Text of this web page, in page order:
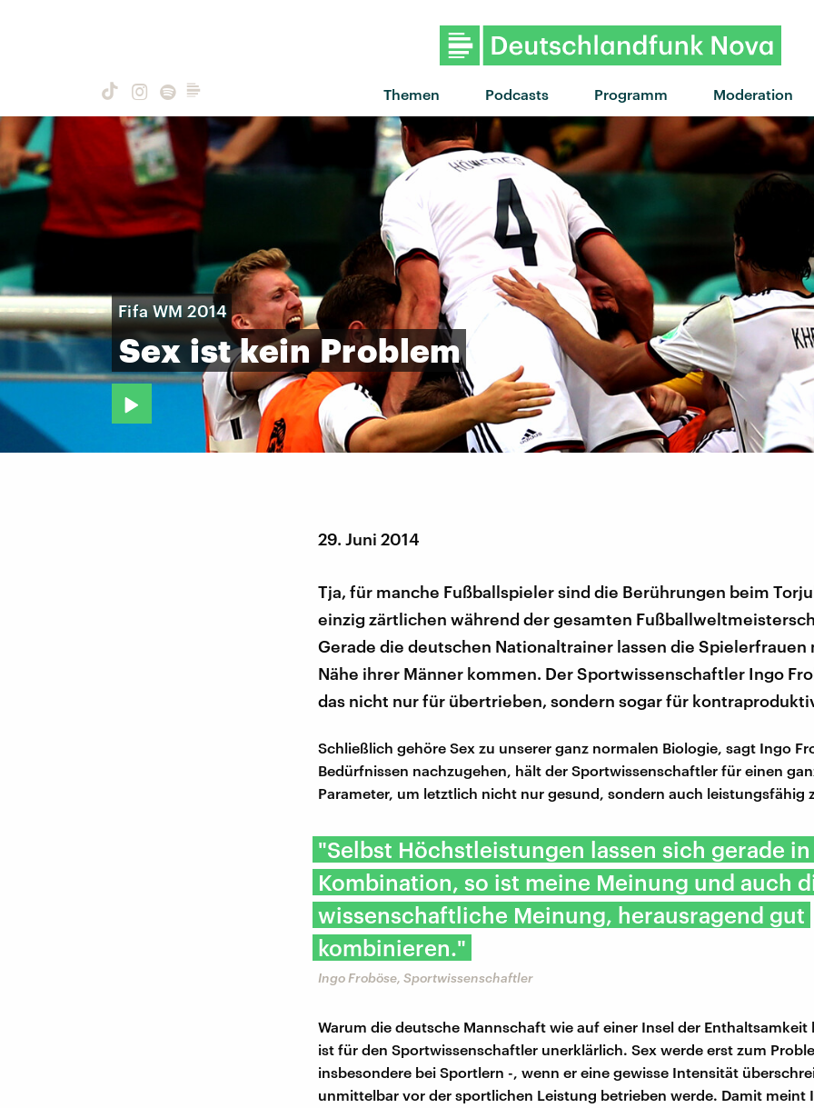
Themen Podcasts Programm Moderation
"Tested Waters" von Loupe ·
Fifa WM 2014
Sex ist kein Problem
29. Juni 2014
Tja, für manche Fußballspieler sind die Berührungen beim
einzig zärtlichen während der gesamten
Gerade die deutschen Nationaltrainer lassen die Spielerfrauen
Nähe ihrer Männer kommen. Der Sportwissenschaftler Ingo
das nicht nur für übertrieben, sondern sogar für
Schließlich gehöre Sex zu unserer ganz normalen Biologie, sagt Ingo
Bedürfnissen nachzugehen, hält der Sportwissenschaftler für einen
Parameter, um letztlich nicht nur gesund, sondern auch leistungsfähig
"Selbst Höchstleistungen lassen sich gerade
Kombination, so ist meine Meinung und auch
wissenschaftliche Meinung, herausragend gut
kombinieren."
Ingo Froböse, Sportwissenschaftler
Warum die deutsche Mannschaft wie auf einer Insel der Enthaltsamkeit
ist für den Sportwissenschaftler unerklärlich. Sex werde erst zum
insbesondere bei Sportlern -, wenn er eine gewisse Intensität
unmittelbar vor der sportlichen Leistung betrieben werde. Damit meint